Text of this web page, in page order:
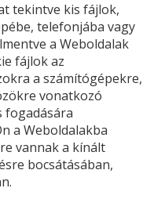
tekintve kis fájlok,
telefonjába vagy
a Weboldalak
fájlok az
a számítógépekre,
vonatkozó
fogadására
a Weboldalakba
vannak a kínált
bocsátásában,